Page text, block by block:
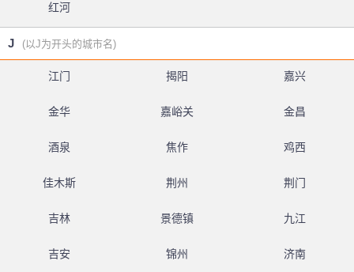
红河
J (以J为开头的城市名)
江门 揭阳 嘉兴
金华 嘉峪关 金昌
酒泉 焦作 鸡西
佳木斯 荆州 荆门
吉林 景德镇 九江
吉安 锦州 济南